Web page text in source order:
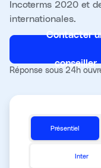
Incoterms 2020 et
internationales.
Contacter
conseiller
Réponse sous 24h
Présentiel
Inter